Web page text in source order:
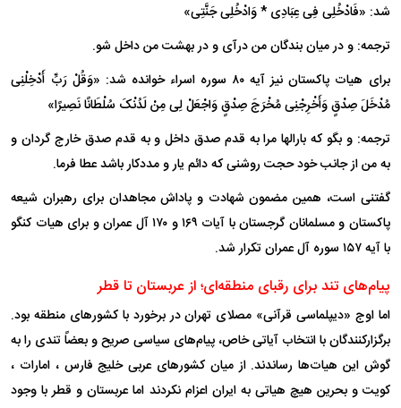
شد: «فَادْخُلِی فِی عِبَادِی * وَادْخُلِی جَنَّتِی»
ترجمه: و در میان بندگان من درآی و در بهشت من داخل شو.
برای هیات پاکستان نیز آیه ۸۰ سوره اسراء خوانده شد: «وَقُلْ رَبِّ أَدْخِلْنِی
مُدْخَلَ صِدْقٍ وَأَخْرِجْنِی مُخْرَجَ صِدْقٍ وَاجْعَلْ لِی مِنْ لَدُنْکَ سُلْطَانًا نَصِیرًا»
ترجمه: و بگو که بارالها مرا به قدم صدق داخل و به قدم صدق خارج گردان و
به من از جانب خود حجت روشنی که دائم یار و مددکار باشد عطا فرما.
گفتنی است، همین مضمون شهادت و پاداش مجاهدان برای رهبران شیعه
پاکستان و مسلمانان گرجستان با آیات ۱۶۹ و ۱۷۰ آل عمران و برای هیات کنگو
با آیه ۱۵۷ سوره آل عمران تکرار شد.
پیام‌های تند برای رقبای منطقه‌ای؛ از عربستان تا قطر
اما اوج «دیپلماسی قرآنی» مصلای تهران در برخورد با کشور‌های منطقه بود.
برگزارکنندگان با انتخاب آیاتی خاص، پیام‌های سیاسی صریح و بعضاً تندی را به
گوش این هیات‌ها رساندند. از میان کشورهای عربی خلیج فارس ، امارات ،
کویت و بحرین هیچ هیاتی به ایران اعزام نکردند اما عربستان و قطر با وجود